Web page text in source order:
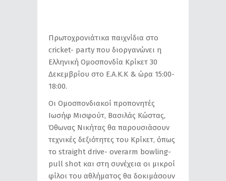
Πρωτοχρονιάτικα παιχνίδια στο
cricket- party που διοργανώνει η
Ελληνική Ομοσπονδία Κρίκετ 30
Δεκεμβρίου στο Ε.Α.Κ.Κ & ώρα 15:00-
18:00.
Οι Ομοσπονδιακοί προπονητές
Ιωσήφ Μισφούτ, Βασιλάς Κώστας,
Όθωνας Νικήτας θα παρουσιάσουν
τεχνικές δεξιότητες του Κρίκετ, όπως
το straight drive- overarm bowling-
pull shot και στη συνέχεια οι μικροί
φίλοι του αθλήματος θα δοκιμάσουν